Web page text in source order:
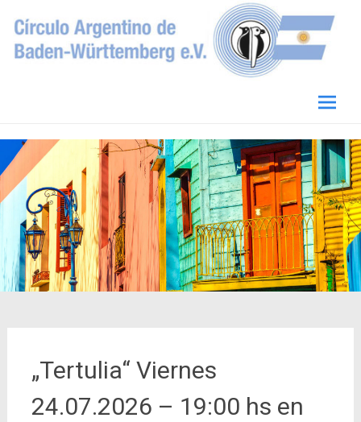
Circulo Argentino de Baden-Württemberg
to
„Tertulia“ Viernes
24.07.2026 – 19:00 hs en